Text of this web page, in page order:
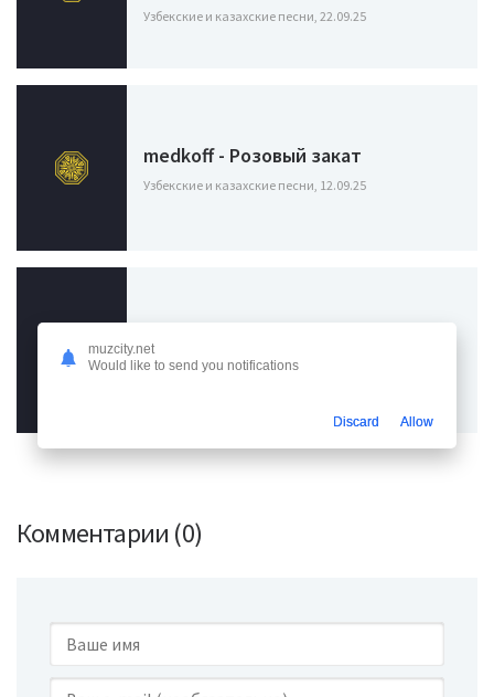
Узбекские и казахские песни, 22.09.25
medkoff - Розовый закат
Узбекские и казахские песни, 12.09.25
Amirchik - Розовый вечер
Узбекские и казахские песни, 10.12.23
Комментарии (0)
muzcity.net
Would like to send you notifications
Discard Allow